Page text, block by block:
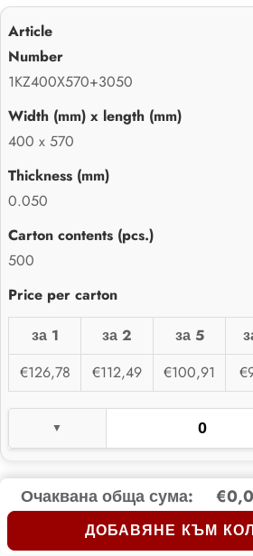
1KZ400X570+3050
400 x 570
0.050
500
за 1 за 2 за 5
€126,78
€112,49 €100,91
Очаквана обща сума:
ДОБАВЯНЕ КЪМ